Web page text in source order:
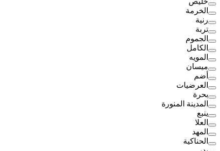
الخرمة
رنية
تربة
الجموم
الكامل
المويه
ميسان
أضم
العرضيات
بحرة
المدينة المنورة
ينبع
العلا
المهد
الحناكية